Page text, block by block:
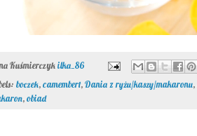
Kuśmierczykilka_86
boczek,camembert,Dania z ryżu/kaszy/makaronu,
,obiad